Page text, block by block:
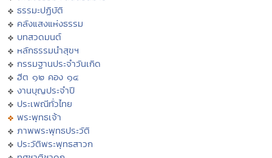
ธรรมะปฏิบัติ
คลังแสงแห่งธรรม
บทสวดมนต์
หลักธรรมนำสุขฯ
กรรมฐานประจำวันเกิด
ฮีต ๑๒ คอง ๑๔
งานบุญประจำปี
ประเพณีทั่วไทย
พระพุทธเจ้า
ภาพพระพุทธประวัติ
ประวัติพระพุทธสาวก